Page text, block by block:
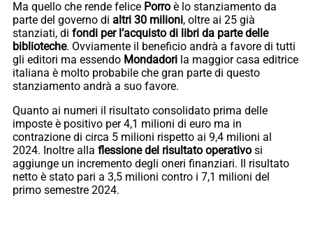
Ma quello che rende felice Porro è lo stanziamento da
parte del governo di altri 30 milioni, oltre ai 25 già
stanziati, di fondi per l’acquisto di libri da parte delle
biblioteche. Ovviamente il beneficio andrà a favore di tutti
gli editori ma essendo Mondadori la maggior casa editrice
italiana è molto probabile che gran parte di questo
stanziamento andrà a suo favore.
Quanto ai numeri il risultato consolidato prima delle
imposte è positivo per 4,1 milioni di euro ma in
contrazione di circa 5 milioni rispetto ai 9,4 milioni al
2024. Inoltre alla flessione del risultato operativo si
aggiunge un incremento degli oneri finanziari. Il risultato
netto è stato pari a 3,5 milioni contro i 7,1 milioni del
primo semestre 2024.